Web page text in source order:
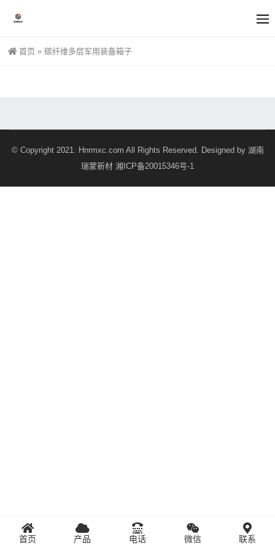
首页 » 碳纤维多层军用装备箱子
© Copyright 2021. Hnrmxc.com All Rights Reserved. Designed by 湖南
瑞蒙新材 湘ICP备20015346号-1
首页 产品 电话 微信 联系